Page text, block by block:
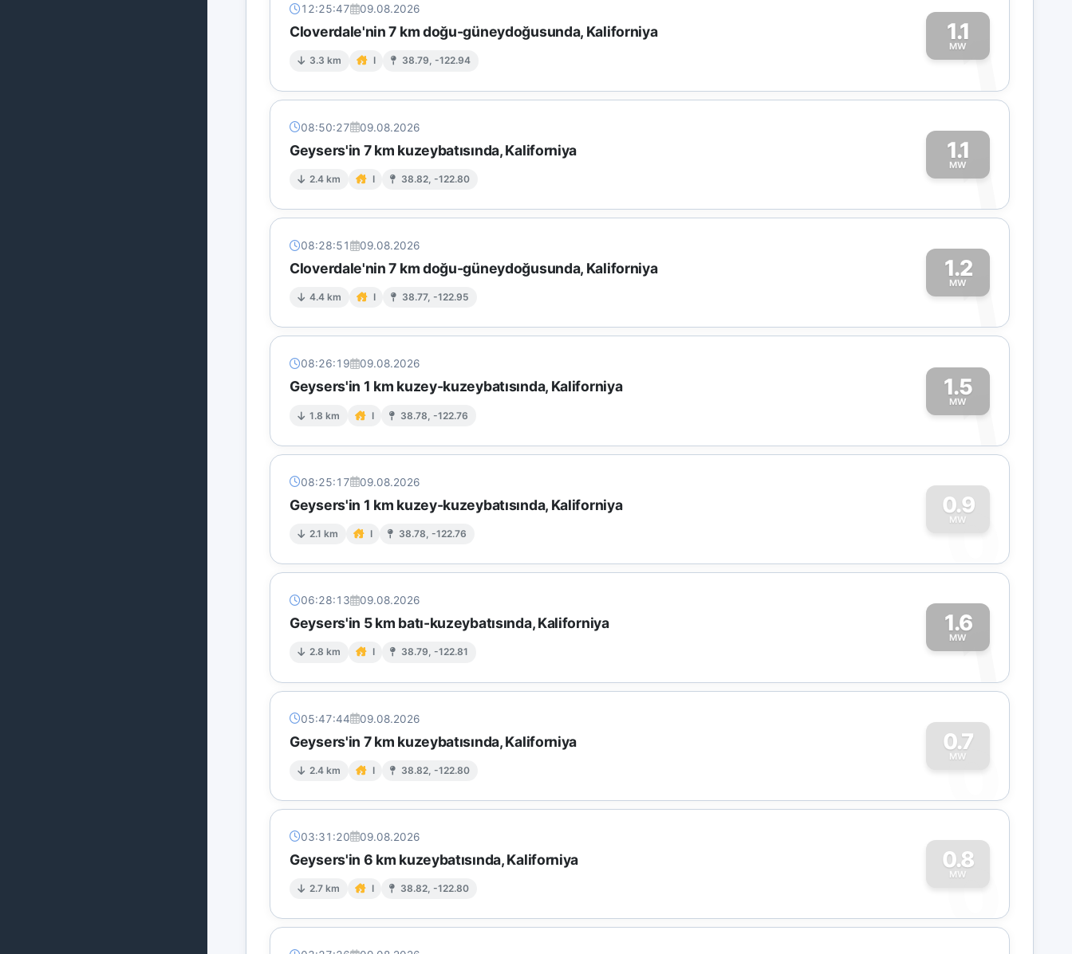
12:25:47 09.08.2026
Cloverdale'nin 7 km doğu-güneydoğusunda, Kaliforniya
3.3 km I 38.79, -122.94
1.1
MW
1
08:50:27 09.08.2026
Geysers'in 7 km kuzeybatısında, Kaliforniya
2.4 km I 38.82, -122.80
1.1
MW
1
08:28:51 09.08.2026
Cloverdale'nin 7 km doğu-güneydoğusunda, Kaliforniya
4.4 km I 38.77, -122.95
1.2
MW
1
08:26:19 09.08.2026
Geysers'in 1 km kuzey-kuzeybatısında, Kaliforniya
1.8 km I 38.78, -122.76
1.5
MW
1
08:25:17 09.08.2026
Geysers'in 1 km kuzey-kuzeybatısında, Kaliforniya
2.1 km I 38.78, -122.76
0.9
MW
0
06:28:13 09.08.2026
Geysers'in 5 km batı-kuzeybatısında, Kaliforniya
2.8 km I 38.79, -122.81
1.6
MW
1
05:47:44 09.08.2026
Geysers'in 7 km kuzeybatısında, Kaliforniya
2.4 km I 38.82, -122.80
0.7
MW
0
03:31:20 09.08.2026
Geysers'in 6 km kuzeybatısında, Kaliforniya
2.7 km I 38.82, -122.80
0.8
MW
0